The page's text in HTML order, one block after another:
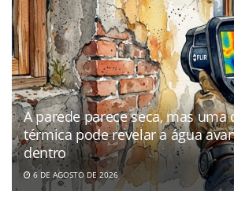
A parede parece seca, mas uma
térmica pode revelar a água
dentro
6 DE AGOSTO DE 2026